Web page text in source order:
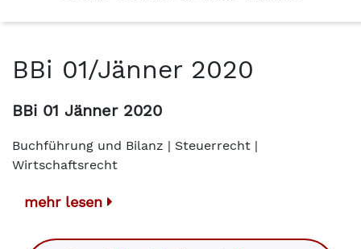
BBi 01/Jänner 2020
BBi 01 Jänner 2020
Buchführung und Bilanz | Steuerrecht |
Wirtschaftsrecht
mehr lesen